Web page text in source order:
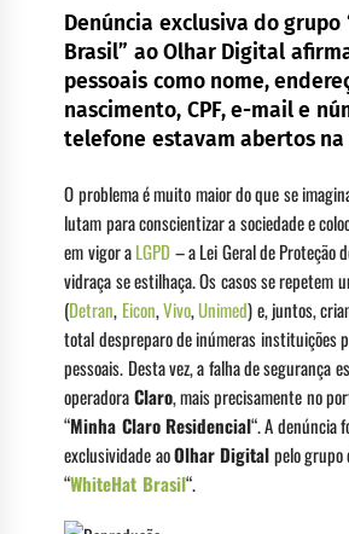
Denúncia exclusiva do grupo
Brasil” ao Olhar Digital
pessoais como nome,
nascimento, CPF, e-mail e
telefone estavam abertos na
O problema é muito maior do que se
lutam para conscientizar a sociedade e
em vigor aLGPD– a Lei Geral de Proteção
vidraça se estilhaça. Os casos se repetem
(Detran, Eicon,Vivo,Unimed) e, juntos,
total despreparo de inúmeras instituições
pessoais. Desta vez, a falha de segurança
operadoraClaro, mais precisamente no
“Minha Claro Residencial“. A denúncia
exclusividade aoOlhar Digitalpelo grupo
“WhiteHat Brasil“.